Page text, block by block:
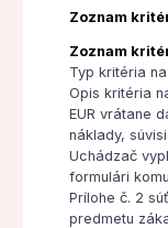
Zoznam
Zoznam
Typ kritéria
Opis kritéria
EUR vrátane
náklady,
Uchádzač
formulári
Prílohe č. 2
predmetu